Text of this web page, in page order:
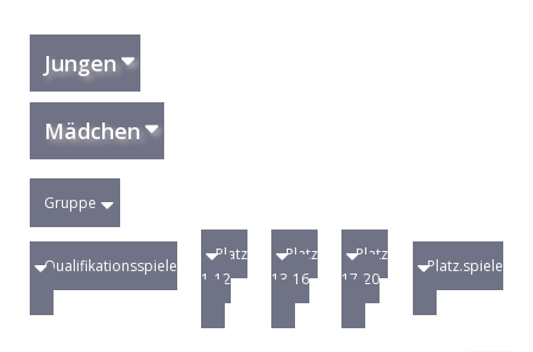
Jungen
Mädchen
Gruppe
Qualifikationsspiele
Platz
1-12
Platz
13-16
Platz
17-20
Platz.spiele